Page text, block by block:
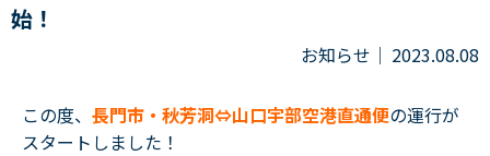
始！
お知らせ 2023.08.08
この度、 長門市・秋芳洞⇔山口宇部空港直通便の運行が
スタートしました！